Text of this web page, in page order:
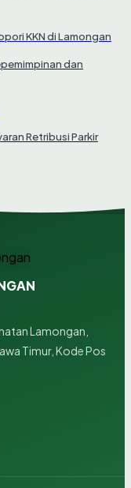
KKN di Lamongan
dan
Retribusi Parkir
Lamongan,
Timur, Kode Pos